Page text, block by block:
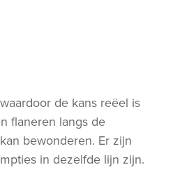
de kans reëel is
flaneren langs de
bewonderen. Er zijn
in dezelfde lijn zijn.